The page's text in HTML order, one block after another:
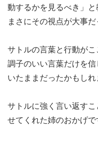
動するかを見るべき」
まさにその視点が大事だ
サトルの言葉と行動が
調子のいい言葉だけを
いたままだったかもしれ
サトルに強く言い返す
せてくれた姉のおかげで